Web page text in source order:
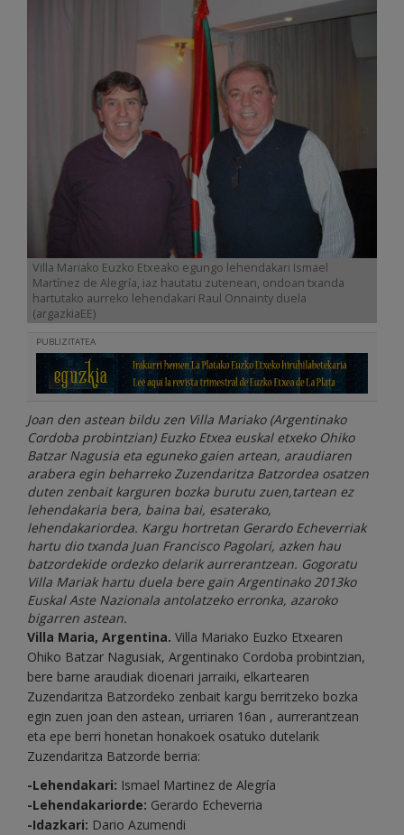
Villa Mariako Euzko Etxeako egungo lehendakari Ismael
Martínez de Alegría, iaz hautatu zutenean, ondoan txanda
hartutako aurreko lehendakari Raul Onnainty duela
(argazkiaEE)
PUBLIZITATEA
Joan den astean bildu zen Villa Mariako (Argentinako
Cordoba probintzian) Euzko Etxea euskal etxeko Ohiko
Batzar Nagusia eta eguneko gaien artean, araudiaren
arabera egin beharreko Zuzendaritza Batzordea osatzen
duten zenbait karguren bozka burutu zuen,tartean ez
lehendakaria bera, baina bai, esaterako,
lehendakariordea. Kargu hortretan Gerardo Echeverriak
hartu dio txanda Juan Francisco Pagolari, azken hau
batzordekide ordezko delarik aurrerantzean. Gogoratu
Villa Mariak hartu duela bere gain Argentinako 2013ko
Euskal Aste Nazionala antolatzeko erronka, azaroko
bigarren astean.
Villa Maria, Argentina. Villa Mariako Euzko Etxearen
Ohiko Batzar Nagusiak, Argentinako Cordoba probintzian,
bere barne araudiak dioenari jarraiki, elkartearen
Zuzendaritza Batzordeko zenbait kargu berritzeko bozka
egin zuen joan den astean, urriaren 16an , aurrerantzean
eta epe berri honetan honakoek osatuko dutelarik
Zuzendaritza Batzorde berria:
-Lehendakari: Ismael Martinez de Alegría
-Lehendakariorde: Gerardo Echeverria
-Idazkari: Dario Azumendi